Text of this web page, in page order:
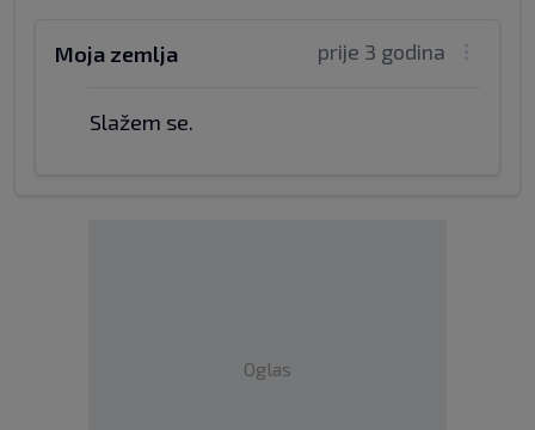
prije 3 godina
Moja zemlja
Slažem se.
Oglas